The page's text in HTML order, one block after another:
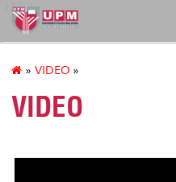
127
» VIDEO »
VIDEO